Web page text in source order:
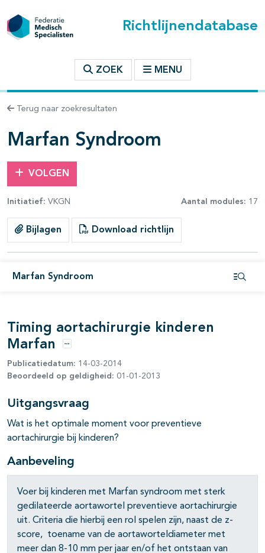
Richtlijnendatabase
ZOEK MENU
Terug naar zoekresultaten
Marfan Syndroom
VOLGEN
Initiatief: VKGN Aantal modules: 17
Bijlagen Download richtlijn
Marfan Syndroom
binnen deze richtlijn
open- en dichtklappen
Timing aortachirurgie kinderen
Marfan
Opties
Publicatiedatum: 14-03-2014
Beoordeeld op geldigheid: 01-01-2013
Uitgangsvraag
Wat is het optimale moment voor preventieve
aortachirurgie bij kinderen?
Aanbeveling
Voer bij kinderen met Marfan syndroom met sterk
gedilateerde aortawortel preventieve aortachirurgie
uit. Criteria die hierbij een rol spelen zijn, naast de z-
score, toename van de aortaworteldiameter met
meer dan 8-10 mm per jaar en/of het ontstaan van